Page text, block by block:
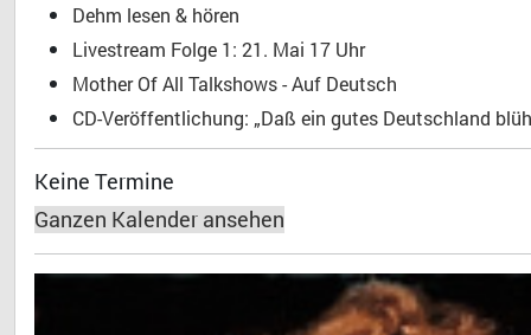
Dehm lesen & hören
Livestream Folge 1: 21. Mai 17 Uhr
Mother Of All Talkshows - Auf Deutsch
CD-Veröffentlichung: „Daß ein gutes Deutschland
Keine Termine
Ganzen Kalender ansehen